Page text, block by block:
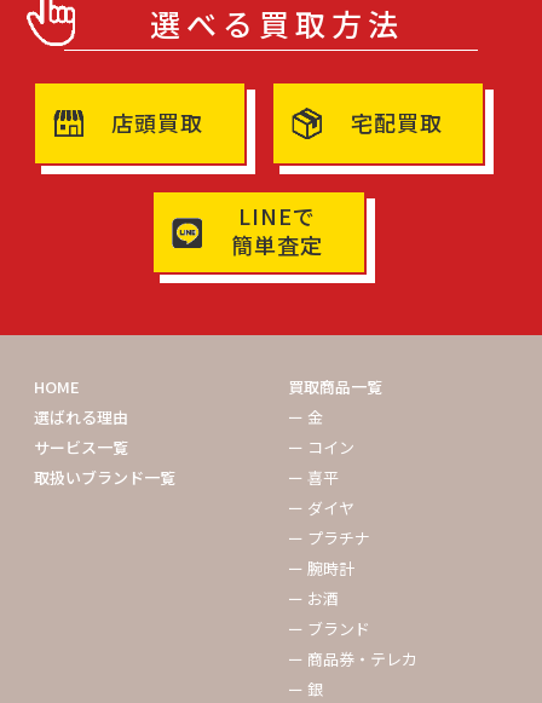
選べる買取方法
店頭買取 宅配買取
LINEで
簡単査定
HOME
選ばれる理由
サービス一覧
取扱いブランド一覧
買取商品一覧
ー 金
ー コイン
ー 喜平
ー ダイヤ
ー プラチナ
ー 腕時計
ー お酒
ー ブランド
ー 商品券・テレカ
ー 銀